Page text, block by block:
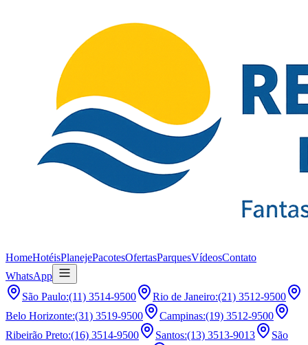
HomeHotéisPlanejePacotesOfertasParquesVídeosContato
WhatsApp
São Paulo:(11) 3514-9500 Rio de Janeiro:(21) 3512-9500
Belo Horizonte:(31) 3519-9500 Campinas:(19) 3512-9500
Ribeirão Preto:(16) 3514-9500 Santos:(13) 3513-9013
São